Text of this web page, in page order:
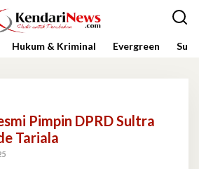
Hukum & Kriminal Evergreen
Pimpin DPRD Sultra
Tariala